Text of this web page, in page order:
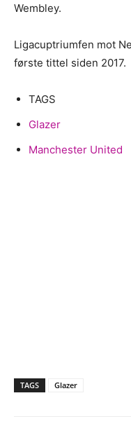
Wembley.
Ligacuptriumfen mot
første tittel siden 2017.
TAGS
Glazer
Manchester United
TAGS Glazer